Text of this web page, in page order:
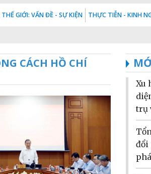
THẾ GIỚI: VẤN ĐỀ - SỰ KIỆN THỰC TIỄN - KINH
CÁCH HỒ CHÍ
Xu
trụ
đổi